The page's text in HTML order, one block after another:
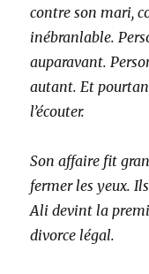
contre son mari,
inébranlable.
auparavant.
autant. Et
l’écouter.
Son affaire fit
fermer les yeux.
Ali devint la
divorce légal.